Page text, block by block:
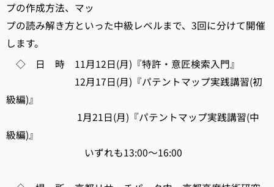
プの作成方法、マッ
プの読み解き方といった中級レベルまで、3回に分けて開催
します。
◇ 日 時 11月12日(月)『特許・意匠検索入門』
12月17日(月)『パテントマップ実践講習(初
級編)』
1月21日(月)『パテントマップ実践講習(中
級編)』
いずれも13:00～16:00